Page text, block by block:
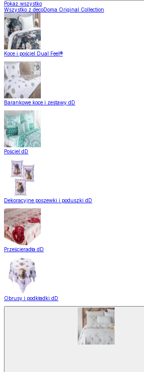
Pokaż wszystko
Wszystko z decoDoma Original Collection
Koce i pościel Dual Feel®
Barankowe koce i zestawy dD
Pościel dD
Dekoracyjne poszewki i poduszki dD
Prześcieradła dD
Obrusy i podkładki dD